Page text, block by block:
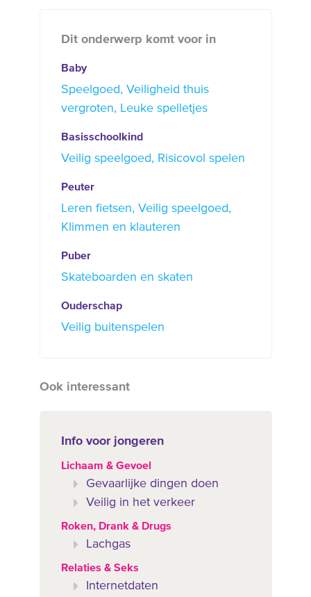
Dit onderwerp komt voor in
Baby
Speelgoed
Veiligheid thuis
vergroten
Leuke spelletjes
Basisschoolkind
Veilig speelgoed Risicovol spelen
Peuter
Leren fietsen Veilig speelgoed
Klimmen en klauteren
Puber
Skateboarden en skaten
Ouderschap
Veilig buitenspelen
Ook interessant
Info voor jongeren
Lichaam & Gevoel
Gevaarlijke dingen doen
Veilig in het verkeer
Roken, Drank & Drugs
Lachgas
Relaties & Seks
Internetdaten